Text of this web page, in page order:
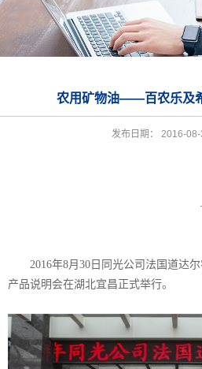
农用矿物油——百农乐及
发布日期： 2016-08-
——转自矿物油
2016年8月30日同光公司法国道
产品说明会在湖北宜昌正式举行。